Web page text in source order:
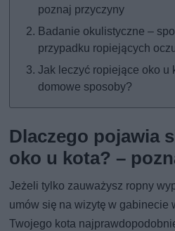
poznaj przyczyny
Badanie okulistyczne –
przypadku ropiejących
Jak leczyć ropiejące oko u
domowe sposoby?
Dlaczego pojawia
oko u kota? –
Jeżeli tylko zauważysz ropny
umów się na wizytę w gabinecie
Twojego kota